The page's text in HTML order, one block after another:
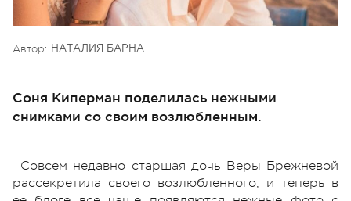
Автор: НАТАЛИЯ БАРНА
Соня Киперман поделилась нежными
снимками со своим возлюбленным.
Совсем недавно старшая дочь Веры Брежневой
рассекретила своего возлюбленного, и теперь в